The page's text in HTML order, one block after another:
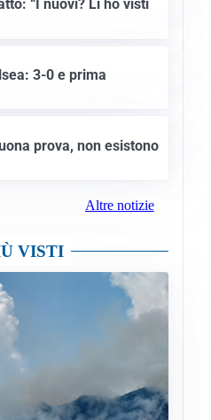
“I nuovi? Li ho visti
3-0 e prima
prova, non esistono
Altre notizie
VISTI